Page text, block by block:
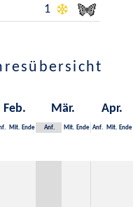
1
Feb. Mär. Apr.
Mit. Ende Anf. Mit. Ende Anf. Mit. Ende